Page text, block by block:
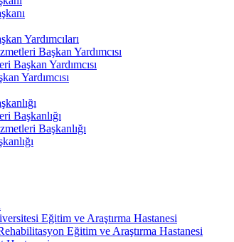
Yardımcıları
Başkan Yardımcısı
Başkan Yardımcısı
Yardımcısı
Başkanlığı
Başkanlığı
Eğitim ve Araştırma Hastanesi
Eğitim ve Araştırma Hastanesi